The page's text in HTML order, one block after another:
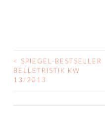
BEITRAGS-
NAVIGATION
<
SPIEGEL-BESTSELLER
BELLETRISTIK KW
13/2013